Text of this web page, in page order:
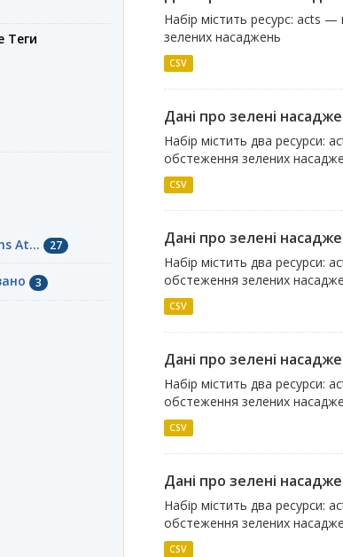
Теги
At... 27
3
Набір містить ресурс: acts
зелених насаджень
CSV
Дані про зелені
Набір містить два ресурси:
обстеження зелених
CSV
Дані про зелені
Набір містить два ресурси:
обстеження зелених
CSV
Дані про зелені
Набір містить два ресурси:
обстеження зелених
CSV
Дані про зелені
Набір містить два ресурси:
обстеження зелених
CSV